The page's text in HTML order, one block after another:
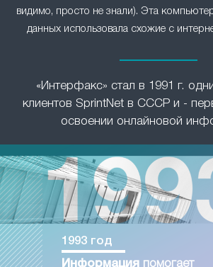
видимо, просто не знали). Эта
данных использовала схожие с
«Интерфакс» стал в 1991 г.
клиентов SprintNet в СССР и -
освоении онлайновой
1993 год
Информация помогает